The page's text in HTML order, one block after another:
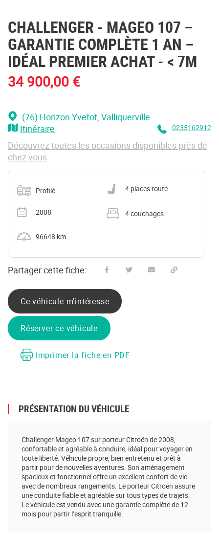
CHALLENGER - MAGEO 107 –
GARANTIE COMPLÈTE 1 AN –
IDÉAL PREMIER ACHAT - < 7M
34 900,00 €
(76) Horizon Yvetot , Valliquerville
Itinéraire
0235162912
Découvrez toutes les occasions disponibles près de
chez vous
Catégorie
Profilé
Nombre de places carte grise
4 places route
Année
2008
Nombre de couchages
4 couchages
96648 km
Partager cette fiche:
Ce véhicule m'intéresse
Réserver ce véhicule
Imprimer la fiche en PDF
PRÉSENTATION DU VÉHICULE
Challenger Mageo 107 sur porteur Citroën de 2008,
confortable et agréable à conduire, idéal pour voyager en
toute liberté. Véhicule propre, bien entretenu et prêt à
partir pour de nouvelles aventures. Son aménagement
spacieux et fonctionnel offre un excellent confort de vie
avec de nombreux rangements. Le porteur Citroën assure
une conduite fiable et agréable sur tous types de trajets.
Le véhicule est vendu avec une garantie complète de 12
mois pour partir l’esprit tranquille.